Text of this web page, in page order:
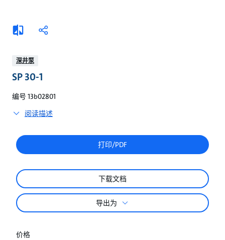
添
加
较
分
深井泵
SP 30-1
编号 13b02801
阅读描述
打印/PDF
下载文档
导出为
价格